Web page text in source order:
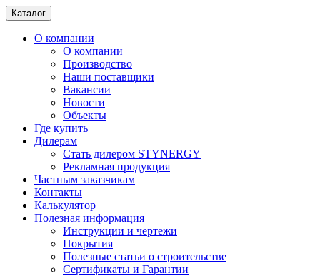
Каталог
О компании
О компании
Производство
Наши поставщики
Вакансии
Новости
Объекты
Где купить
Дилерам
Стать дилером STYNERGY
Рекламная продукция
Частным заказчикам
Контакты
Калькулятор
Полезная информация
Инструкции и чертежи
Покрытия
Полезные статьи о строительстве
Сертификаты и Гарантии